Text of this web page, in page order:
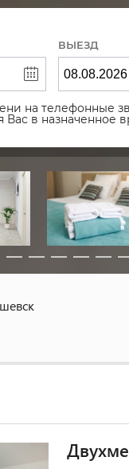
ВЫЕЗД
на телефонные
Вас в